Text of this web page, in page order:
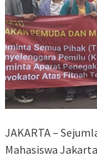
JAKARTA –
Mahasiswa